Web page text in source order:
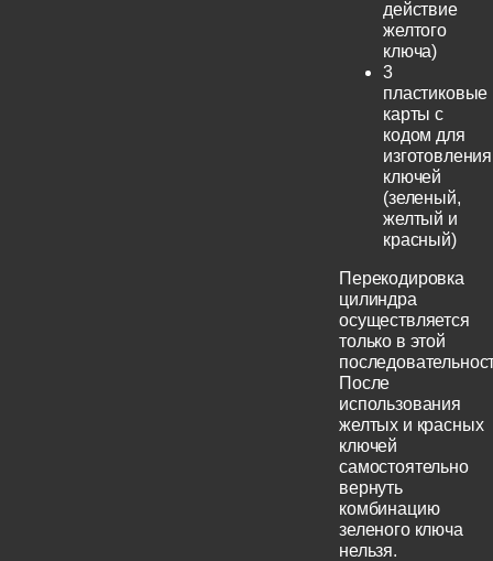
действие
желтого
ключа)
3
пластиковые
карты с
кодом для
изготовления
ключей
(зеленый,
желтый и
красный)
Перекодировка
цилиндра
осуществляется
только в этой
После
использования
желтых и красных
ключей
самостоятельно
вернуть
комбинацию
зеленого ключа
нельзя.